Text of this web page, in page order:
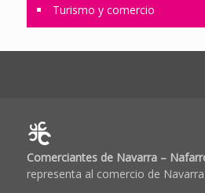
Turismo y comercio
Comerciantes de Navarra –
representa al comercio de